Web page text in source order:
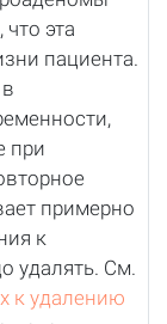
эта
пациента.
при
примерно
к
удалять. См.
к удалению